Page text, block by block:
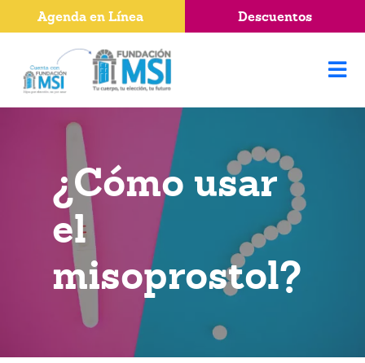
¿Cómo usar
el
misoprostol?
Agenda en Línea Descuentos